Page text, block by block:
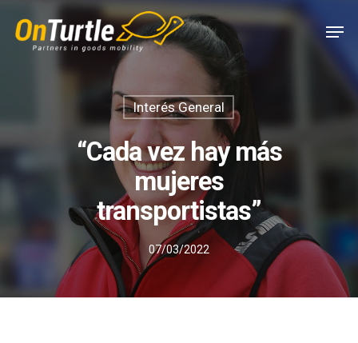
main
Interés General
“Cada vez hay más
mujeres
transportistas”
07/03/2022